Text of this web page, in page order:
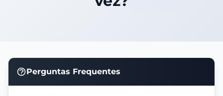
Perguntas Frequentes